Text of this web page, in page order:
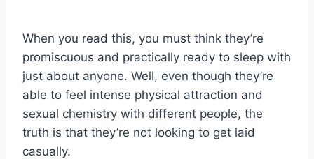
When you read this, you must think they’re
promiscuous and practically ready to sleep with
just about anyone. Well, even though they’re
able to feel intense physical attraction and
sexual chemistry with different people, the
truth is that they’re not looking to get laid
casually.